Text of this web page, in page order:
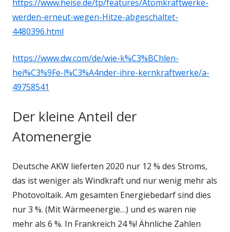
https://www.heise.de/tp/features/Atomkraftwerke-
werden-erneut-wegen-Hitze-abgeschaltet-
4480396.html
https://www.dw.com/de/wie-k%C3%BChlen-
hei%C3%9Fe-l%C3%A4nder-ihre-kernkraftwerke/a-
49758541
Der kleine Anteil der
Atomenergie
Deutsche AKW lieferten 2020 nur 12 % des Stroms,
das ist weniger als Windkraft und nur wenig mehr als
Photovoltaik. Am gesamten Energiebedarf sind dies
nur 3 %. (Mit Wärmeenergie…) und es waren nie
mehr als 6 %. In Frankreich 24 %! Ähnliche Zahlen